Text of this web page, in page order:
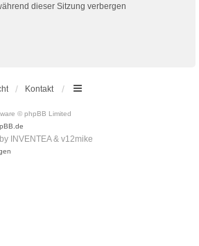
dieser Sitzung verbergen
Kontakt
© phpBB Limited
INVENTEA & v12mike